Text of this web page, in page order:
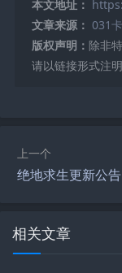
本文地址：
文章来源： 031
版权声明： 除非
请以链接形式注明
上一个
相关文章